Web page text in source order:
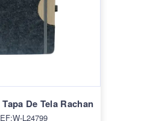
De Tela Rachan
L24799